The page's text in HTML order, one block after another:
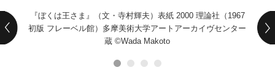
『ぼくは王さま』（文・寺村輝夫）表紙 2000 理論社（1967
初版 フレーベル館）多摩美術大学アートアーカイヴセンター
蔵 ©Wada Makoto